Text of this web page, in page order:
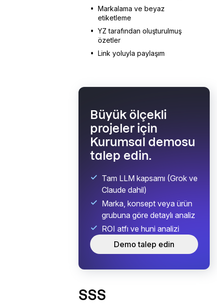
• Markalama ve beyaz
etiketleme
• YZ tarafından oluşturulmuş
özetler
• Link yoluyla paylaşım
Büyük ölçekli
projeler için
Kurumsal demosu
talep edin.
Tam LLM kapsamı (Grok ve
Claude dahil)
Marka, konsept veya ürün
grubuna göre detaylı analiz
ROI atfı ve huni analizi
Demo talep edin
SSS